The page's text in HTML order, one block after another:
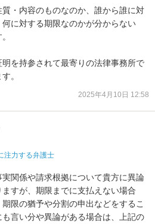
・内容のものなのか、誰から誰に対
に対する期限なのかが分からない
を持参されて最寄りの法律事務所で
。
2025年4月10日 12:58
注力する弁護士
関係や請求根拠について貴方に異論
すが、期限までに支払えない場合
限の猶予や分割の申出などをするこ
言い分や異論がある場合は、上記の